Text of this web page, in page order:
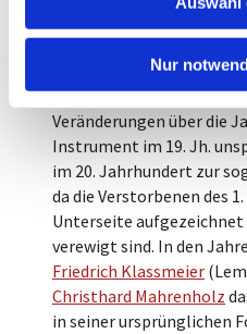
Nur
Hauptwerk und Pedal
Beispiele für die
Westfälischen Orgelbau
Veränderungen über die
Instrument im 19. Jh.
im 20. Jahrhundert zur
da die Verstorbenen des
Unterseite
verewigt sind. In den
Friedrich Klassmeier
Christhard Mahrenholz
in seiner ursprünglichen